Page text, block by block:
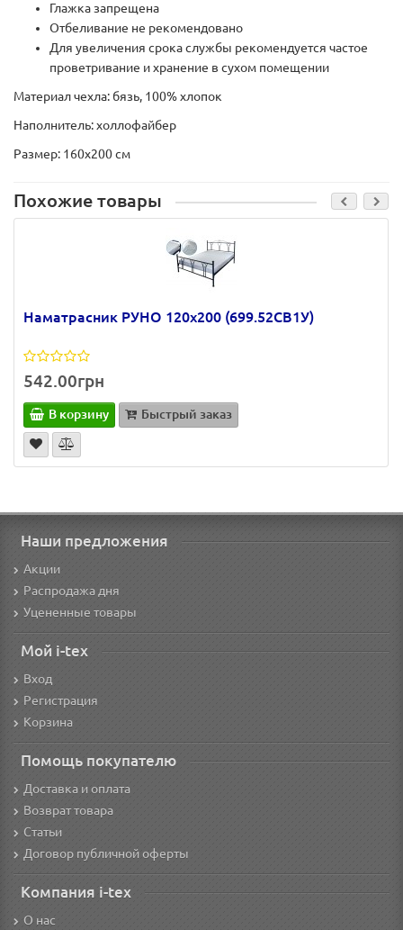
Глажка запрещена
Отбеливание не рекомендовано
Для увеличения срока службы рекомендуется частое
проветривание и хранение в сухом помещении
Материал чехла: бязь, 100% хлопок
Наполнитель: холлофайбер
Размер: 160х200 см
Похожие товары
Наматрасник РУНО 120х200 (699.52СВ1У)
542.00грн
В корзину Быстрый заказ
Наши предложения
Акции
Распродажа дня
Уцененные товары
Мой i-tex
Вход
Регистрация
Корзина
Помощь покупателю
Доставка и оплата
Возврат товара
Статьи
Договор публичной оферты
Компания i-tex
О нас